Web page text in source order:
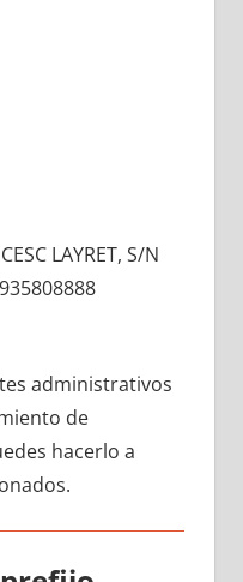
LAYRET, S/N
935808888
administrativos
dе
hacerlo а